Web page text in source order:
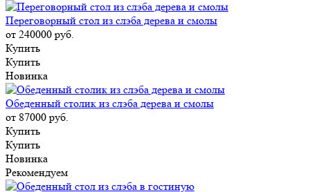
Переговорный стол из слэба дерева и смолы
от 240000 руб.
Купить
Купить
Новинка
Обеденный столик из слэба дерева и смолы
от 87000 руб.
Купить
Купить
Новинка
Рекомендуем